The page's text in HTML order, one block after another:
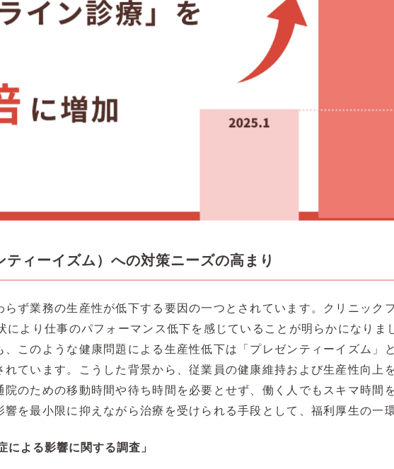
ィーイズム）への対策ニーズの高まり
ず業務の生産性が低下する要因の一つとされています。クリニック
により仕事のパフォーマンス低下を感じていることが明らかになりま
このような健康問題による生産性低下は「プレゼンティーイズム」
ています。こうした背景から、従業員の健康維持および生産性向上
のための移動時間や待ち時間を必要とせず、働く人でもスキマ時間
を最小限に抑えながら治療を受けられる手段として、福利厚生の一
よる影響に関する調査」